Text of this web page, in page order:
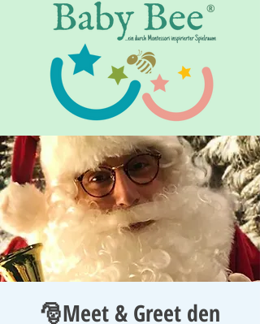
®
🎅Meet & Greet den